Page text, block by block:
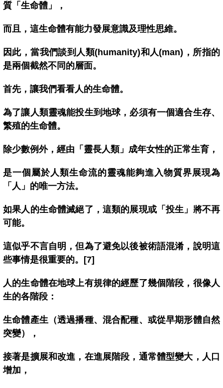
質「生命體」，
而且，這生命體有能力發展意識及理性思維。
因此，當我們談到人類(humanity)和人(man)，所指的
是兩個截然不同的層面。
首先，讓我們看看人的生命體。
為了讓人類靈魂能投生到地球，必須有一個適合生存、
繁殖的生命體。
除少數例外，經由「靈長人類」成年女性的正常生育，
是一個屬於人類生命流的靈魂能夠進入物質界展現為
「人」的唯一方法。
如果人的生命體滅絕了，這類的展現或「投生」將不再
可能。
這似乎不言自明，但為了避免以後被術語混淆，說明這
些事情是很重要的。[7]
人的生命體在地球上有規律的經歷了幾個階段，很像人
生的各階段：
生命體產生（透過播種、混合配種、或從早期形體自然
突變），
接著是擴展和改進，在進展階段，通常體型變大，人口
增加，